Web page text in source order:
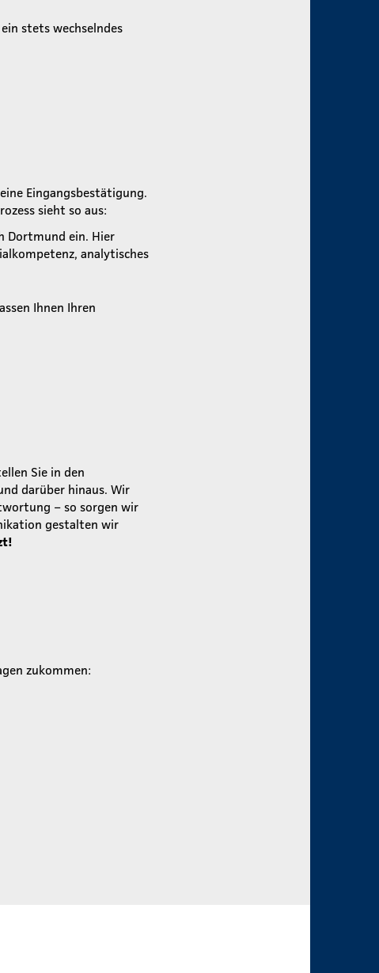
stets wechselndes
Eingangsbestätigung.
sieht so aus:
Dortmund ein. Hier
analytisches
Ihnen Ihren
Sie in den
darüber hinaus. Wir
– so sorgen wir
gestalten wir
zukommen: